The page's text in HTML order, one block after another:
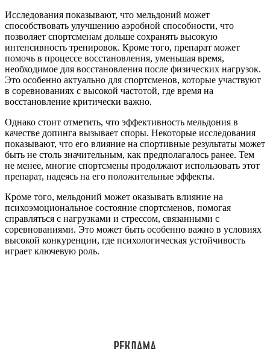
Исследования показывают, что мельдоний может
способствовать улучшению аэробной способности, что
позволяет спортсменам дольше сохранять высокую
интенсивность тренировок. Кроме того, препарат может
помочь в процессе восстановления, уменьшая время,
необходимое для восстановления после физических нагрузок.
Это особенно актуально для спортсменов, которые участвуют
в соревнованиях с высокой частотой, где время на
восстановление критически важно.
Однако стоит отметить, что эффективность мельдония в
качестве допинга вызывает споры. Некоторые исследования
показывают, что его влияние на спортивные результаты может
быть не столь значительным, как предполагалось ранее. Тем
не менее, многие спортсмены продолжают использовать этот
препарат, надеясь на его положительные эффекты.
Кроме того, мельдоний может оказывать влияние на
психоэмоциональное состояние спортсменов, помогая
справляться с нагрузками и стрессом, связанными с
соревнованиями. Это может быть особенно важно в условиях
высокой конкуренции, где психологическая устойчивость
играет ключевую роль.